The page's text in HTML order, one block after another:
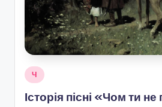
Опубліковано
Ч
Історія пісні «Чом ти